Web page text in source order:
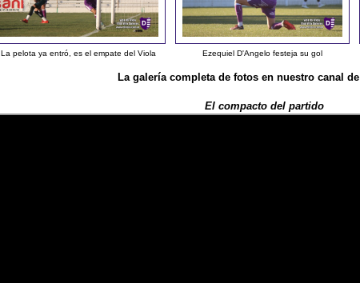
La pelota ya entró, es el empate del Viola Ezequiel D'Angelo festeja su gol
La galería completa de fotos en nuestro canal de
El compacto del partido